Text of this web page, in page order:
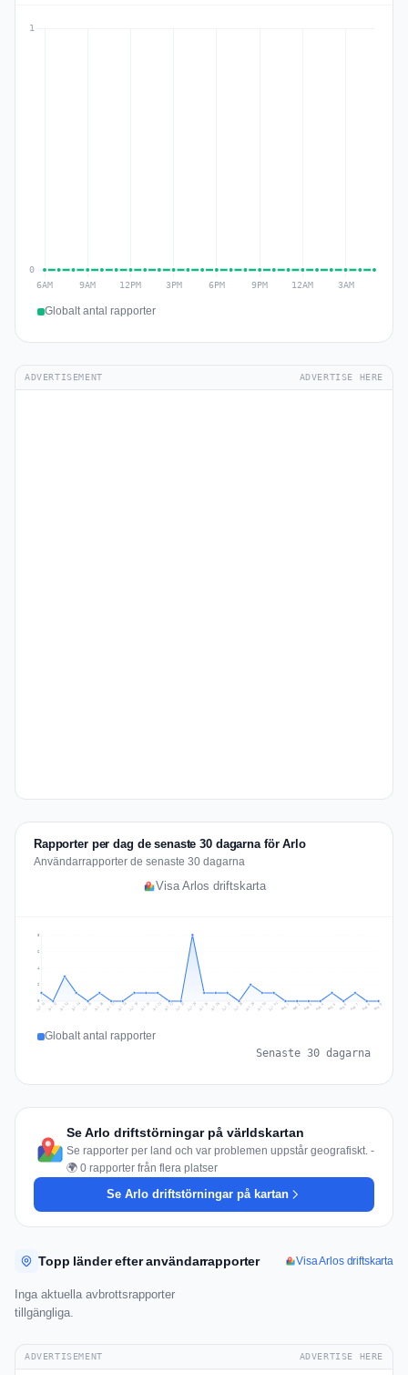
Globalt antal rapporter
ADVERTISEMENT ADVERTISE HERE
Rapporter per dag de senaste 30 dagarna för Arlo
Användarrapporter de senaste 30 dagarna
Visa Arlos driftskarta
2
4
6
8
Jul 11 Jul 12 Jul 13 Jul 14 Jul 15 Jul 16 Jul 17 Jul 18 Jul 19 Jul 20 Jul 21 Jul 22 Jul 23 Jul 24 Jul 25 Jul 26 Jul 27 Jul 28 Jul 29 Jul 30 Jul 31 Aug 1 Aug 2 Aug 3 Aug 4 Aug 5 Aug 6 Aug 7 Aug 8 Aug 9
Globalt antal rapporter
Senaste 30 dagarna
Se Arlo driftstörningar på världskartan
Se rapporter per land och var problemen uppstår geografiskt. -
🌍 0 rapporter från flera platser
Se Arlo driftstörningar på kartan
Topp länder efter användarrapporter Visa Arlos driftskarta
Inga aktuella avbrottsrapporter
tillgängliga.
ADVERTISEMENT ADVERTISE HERE